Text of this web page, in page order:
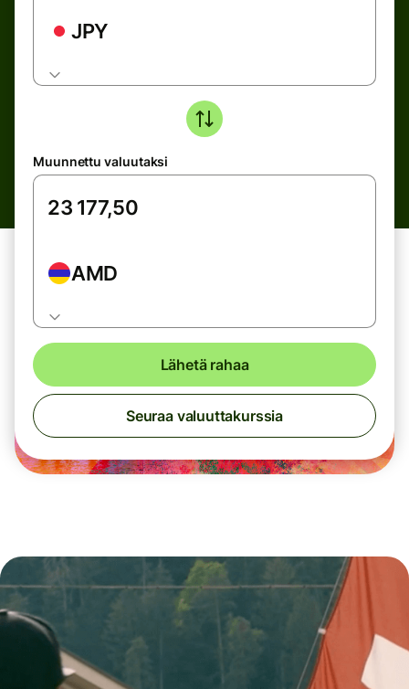
JPY
Muunnettu valuutaksi
AMD
Lähetä rahaa
Seuraa valuuttakurssia